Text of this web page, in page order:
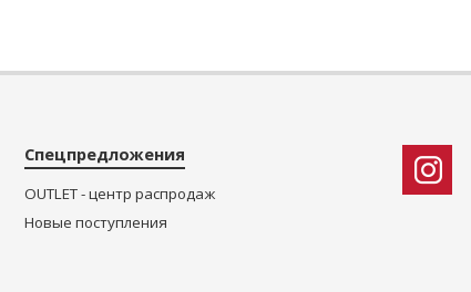
Спецпредложения
OUTLET - центр распродаж
Новые поступления